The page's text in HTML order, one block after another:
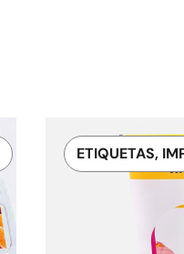
ETIQUETAS,